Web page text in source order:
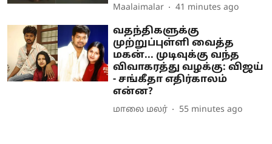
Maalaimalar 41 minutes ago
வதந்திகளுக்கு
முற்றுப்புள்ளி வைத்த
மகன்... முடிவுக்கு வந்த
விவாகரத்து வழக்கு: விஜய்
- சங்கீதா எதிர்காலம்
என்ன?
மாலை மலர் 55 minutes ago